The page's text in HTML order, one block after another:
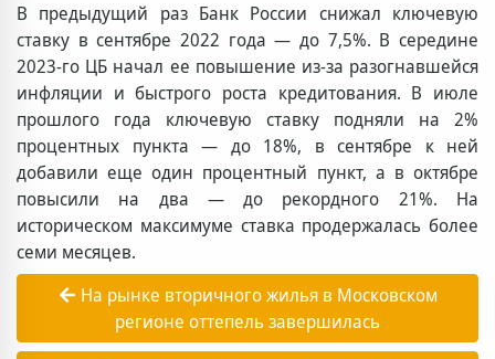
В предыдущий раз Банк России снижал ключевую
ставку в сентябре 2022 года — до 7,5%. В середине
2023-го ЦБ начал ее повышение из-за разогнавшейся
инфляции и быстрого роста кредитования. В июле
прошлого года ключевую ставку подняли на 2%
процентных пункта — до 18%, в сентябре к ней
добавили еще один процентный пункт, а в октябре
повысили на два — до рекордного 21%. На
историческом максимуме ставка продержалась более
семи месяцев.
На рынке вторичного жилья в Московском
регионе оттепель завершилась